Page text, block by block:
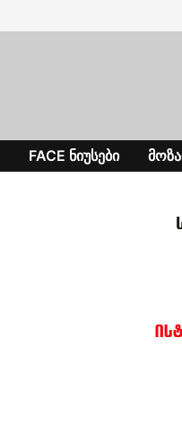
FACE ᲜᲘᲣᲡᲔᲑᲘ